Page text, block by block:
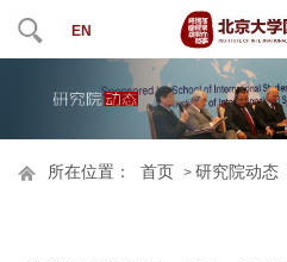
EN
所在位置： 首页 >研究院动态